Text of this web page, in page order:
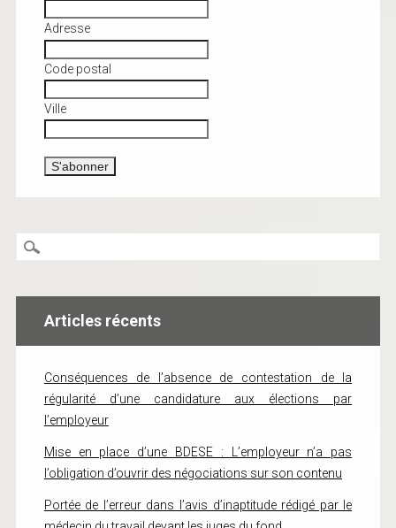
Adresse
Code postal
Ville
Articles récents
Conséquences de l’absence de contestation de la
régularité d’une candidature aux élections par
l’employeur
Mise en place d’une BDESE : L’employeur n’a pas
l’obligation d’ouvrir des négociations sur son contenu
Portée de l’erreur dans l’avis d’inaptitude rédigé par le